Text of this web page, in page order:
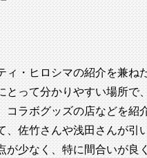
ィ・ヒロシマの紹介を兼ね
とって分かりやすい場所で
コラボグッズの店などを紹
、佐竹さんや浅田さんが
が少なく、特に間合いが良